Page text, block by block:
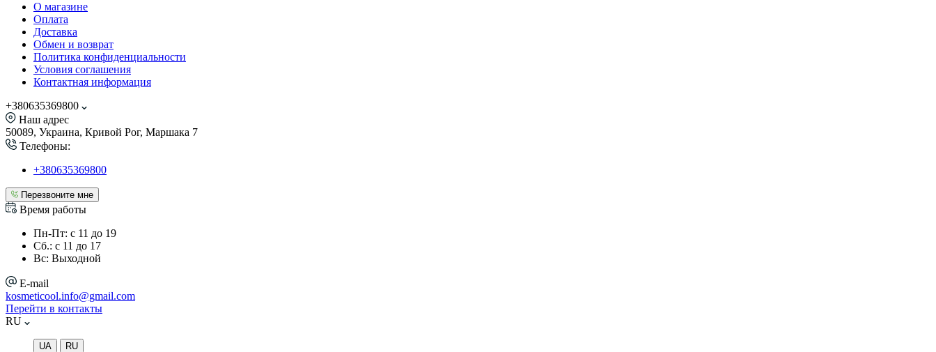
О магазине
Оплата
Доставка
Обмен и возврат
Политика конфиденциальности
Условия соглашения
Контактная информация
+380635369800
Наш адрес
50089, Украина, Кривой Рог, Маршака 7
Телефоны:
+380635369800
Перезвоните мне
Время работы
Пн-Пт: с 11 до 19
Сб.: с 11 до 17
Вс: Выходной
E-mail
kosmeticool.info@gmail.com
Перейти в контакты
RU
UA RU